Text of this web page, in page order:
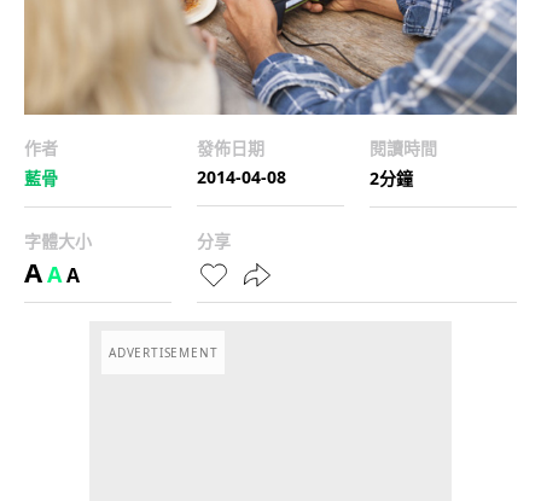
作者
藍骨
發佈日期
2014-04-08
閱讀時間
2分鐘
字體大小
AAA
分享
ADVERTISEMENT